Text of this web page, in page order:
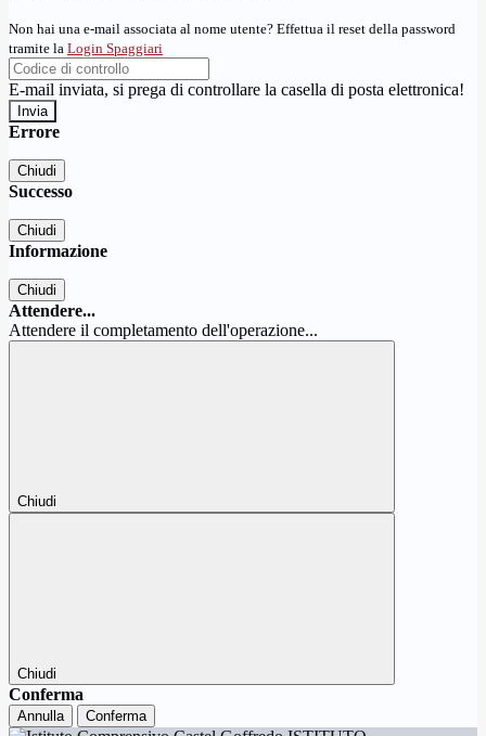
Non hai una e-mail associata al nome utente? Effettua il reset della password
tramite la Login Spaggiari
E-mail inviata, si prega di controllare la casella di posta elettronica!
Errore
Chiudi
Successo
Chiudi
Informazione
Chiudi
Attendere...
Attendere il completamento dell'operazione...
Chiudi
Chiudi
Conferma
Annulla Conferma